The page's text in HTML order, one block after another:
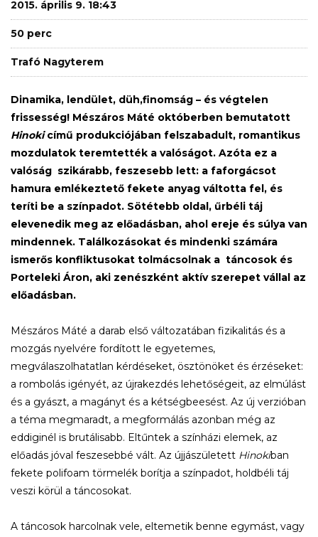
2015. április 9. 18:43
50 perc
Trafó Nagyterem
Dinamika, lendület, düh,finomság – és végtelen
frissesség! Mészáros Máté októberben bemutatott
Hinokicímű produkciójában felszabadult, romantikus
mozdulatok teremtették a valóságot. Azóta ez a
valóság szikárabb, feszesebb lett: a faforgácsot
hamura emlékeztető fekete anyag váltotta fel, és
teríti be a színpadot. Sötétebb oldal, űrbéli táj
elevenedik meg az előadásban, ahol ereje és súlya van
mindennek. Találkozásokat és mindenki számára
ismerős konfliktusokat tolmácsolnak a táncosok és
Porteleki Áron, aki zenészként aktív szerepet vállal az
előadásban.
Mészáros Máté a darab első változatában fizikalitás és a
mozgás nyelvére fordított le egyetemes,
megválaszolhatatlan kérdéseket, ösztönöket és érzéseket:
a rombolás igényét, az újrakezdés lehetőségeit, az elmúlást
és a gyászt, a magányt és a kétségbeesést. Az új verzióban
a téma megmaradt, a megformálás azonban még az
eddiginél is brutálisabb. Eltűntek a színházi elemek, az
előadás jóval feszesebbé vált. Az újjászületett Hinokiban
fekete polifoam törmelék borítja a színpadot, holdbéli táj
veszi körül a táncosokat.
A táncosok harcolnak vele, eltemetik benne egymást, vagy